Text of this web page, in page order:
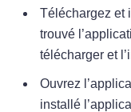
Téléchargez et
trouvé
télécharger et
Ouvrez
installé